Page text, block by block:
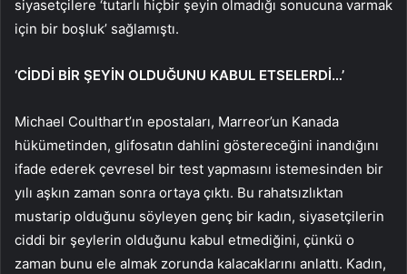
siyasetçilere ‘tutarlı hiçbir şeyin olmadığı sonucuna varmak
için bir boşluk’ sağlamıştı.
‘CİDDİ BİR ŞEYİN OLDUĞUNU KABUL ETSELERDİ…’
Michael Coulthart’ın epostaları, Marreor’un Kanada
hükümetinden, glifosatın dahlini göstereceğini inandığını
ifade ederek çevresel bir test yapmasını istemesinden bir
yılı aşkın zaman sonra ortaya çıktı. Bu rahatsızlıktan
mustarip olduğunu söyleyen genç bir kadın, siyasetçilerin
ciddi bir şeylerin olduğunu kabul etmediğini, çünkü o
zaman bunu ele almak zorunda kalacaklarını anlattı. Kadın,